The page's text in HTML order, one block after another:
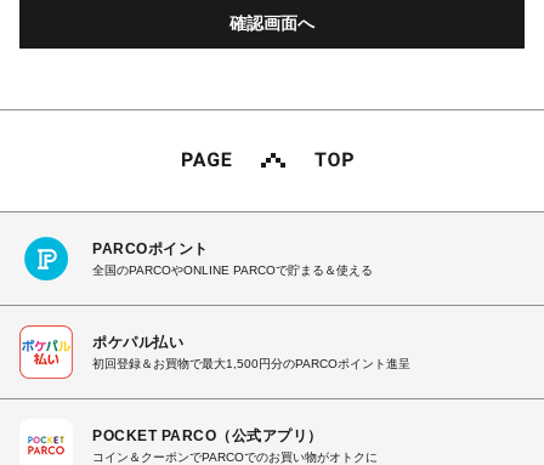
PARCOポイント
全国のPARCOやONLINE PARCOで貯まる＆使える
ポケパル払い
初回登録＆お買物で最大1,500円分のPARCOポイント進呈
POCKET PARCO（公式アプリ）
コイン＆クーポンでPARCOでのお買い物がオトクに